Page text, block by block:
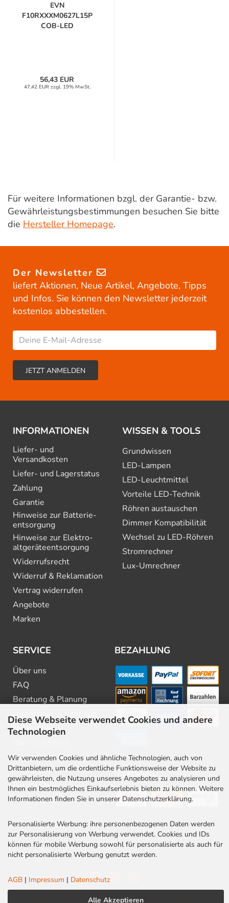
Diese Webseite verwendet Cookies und andere
Technologien
Wir verwenden Cookies und ähnliche Technologien, auch von
Drittanbietern, um die ordentliche Funktionsweise der Website zu
gewährleisten, die Nutzung unseres Angebotes zu analysieren und
Ihnen ein bestmögliches Einkaufserlebnis bieten zu können. Weitere
Informationen finden Sie in unserer Datenschutzerklärung.
Personalisierte Werbung: ihre personenbezogenen Daten werden
zur Personalisierung von Werbung verwendet. Cookies und IDs
können für mobile Werbung sowohl für personalisierte als auch für
nicht personalisierte Werbung genutzt werden.
AGB | Impressum | Datenschutz
Alle Akzeptieren
EVN
F10RXXXM0627L15P
COB-LED
56,43 EUR
47,42 EUR zzgl. 19% MwSt.
Für weitere Informationen bzgl. der Garantie- bzw.
Gewährleistungsbestimmungen besuchen Sie bitte
die Hersteller Homepage.
Der Newsletter
liefert Aktionen, Neue Artikel, Angebote, Tipps
und Infos. Sie können den Newsletter jederzeit
kostenlos abbestellen.
INFORMATIONEN
Liefer- und
Versandkosten
Liefer- und Lagerstatus
Zahlung
Garantie
Hinweise zur Batterie­
entsorgung
Hinweise zur Elektro­
altgeräte­entsorgung
Widerrufsrecht
Widerruf & Reklamation
Vertrag widerrufen
Angebote
Marken
WISSEN & TOOLS
Grundwissen
LED-Lampen
LED-Leuchtmittel
Vorteile LED-Technik
Röhren austauschen
Dimmer Kompatibilität
Wechsel zu LED-Röhren
Stromrechner
Lux-Umrechner
SERVICE
Über uns
FAQ
Beratung & Planung
Downloads & Kataloge
Newsletter
Stellenangebote
Kontakt
Rabatt Codes
BEZAHLUNG
VERSAND